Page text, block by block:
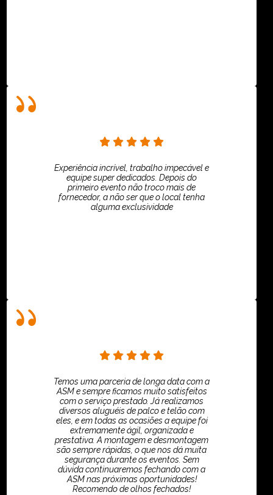
Experiência incrível, trabalho impecável e
equipe super dedicados. Depois do
primeiro evento não troco mais de
fornecedor, a não ser que o local tenha
alguma exclusividade
Temos uma parceria de longa data com a
ASM e sempre ficamos muito satisfeitos
com o serviço prestado. Já realizamos
diversos aluguéis de palco e telão com
eles, e em todas as ocasiões a equipe foi
extremamente ágil, organizada e
prestativa. A montagem e desmontagem
são sempre rápidas, o que nos dá muita
segurança durante os eventos. Sem
dúvida continuaremos fechando com a
ASM nas próximas oportunidades!
Recomendo de olhos fechados!